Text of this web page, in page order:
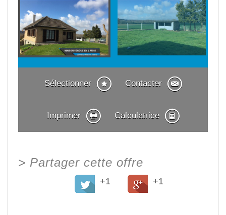
Sélectionner Contacter
Imprimer Calculatrice
> Partager cette offre
+1 +1